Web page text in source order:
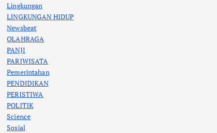
Lingkungan
LINGKUNGAN HIDUP
Newsbeat
OLAHRAGA
PANJI
PARIWISATA
Pemerintahan
PENDIDIKAN
PERISTIWA
POLITIK
Science
Sosial